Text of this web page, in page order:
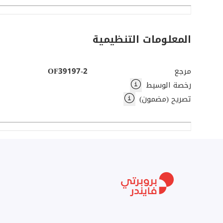
* مصاعد
* أمن على مدار 24 ساعة
* يدفع المستأجر تكاليف الكهرباء والماء
يرجى التواصل مع CRC للحصول على مزيد من المعلومات وترتيب زيارة.
البريد الإلكتروني الرئيسي: customercare@crcproperty.com
من خلال بيع أو تأجير أو الاستثمار في العقارات التجارية.
المعلومات التنظيمية
مرجع
OF39197-2
رخصة الوسيط
تصريح (مضمون)